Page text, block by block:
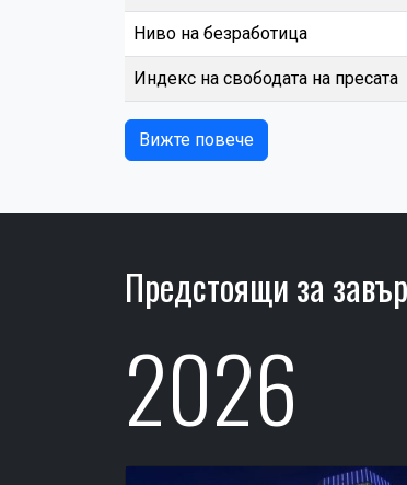
Ниво на безработица
Индекс на свободата на пресата
Вижте повече
Предстоящи за
2026